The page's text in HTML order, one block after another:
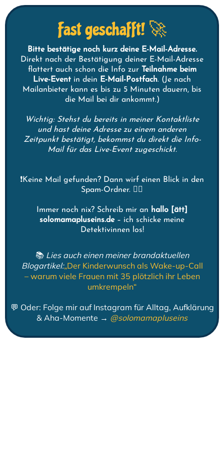
Fast geschafft! 🚀
Bitte bestätige noch kurz deine E-Mail-Adresse.
Direkt nach der Bestätigung deiner E-Mail-Adresse
flattert auch schon die Info zur
Teilnahme beim
Live-Event in dein E-Mail-Postfach. (Je nach
Mailanbieter kann es bis zu 5 Minuten dauern, bis
die Mail bei dir ankommt.)
Wichtig: Stehst du bereits in meiner Kontaktliste
und hast deine Adresse zu einem anderen
Zeitpunkt bestätigt, bekommst du direkt die Info-
Mail für das Live-Event zugeschickt.
❗️Keine Mail gefunden? Dann wirf einen Blick in den
Spam-Ordner. 🕵️‍♀️
Immer noch nix? Schreib mir an hallo [ätt]
solomamapluseins.de– ich schicke meine
Detektivinnen los!
📚 Lies auch einen meiner brandaktuellen
Blogartikel:„Der Kinderwunsch als Wake-up-Call
– warum viele Frauen mit 35 plötzlich ihr Leben
umkrempeln“
💬 Oder: Folge mir auf Instagram für Alltag, Aufklärung
& Aha-Momente → @solomamapluseins